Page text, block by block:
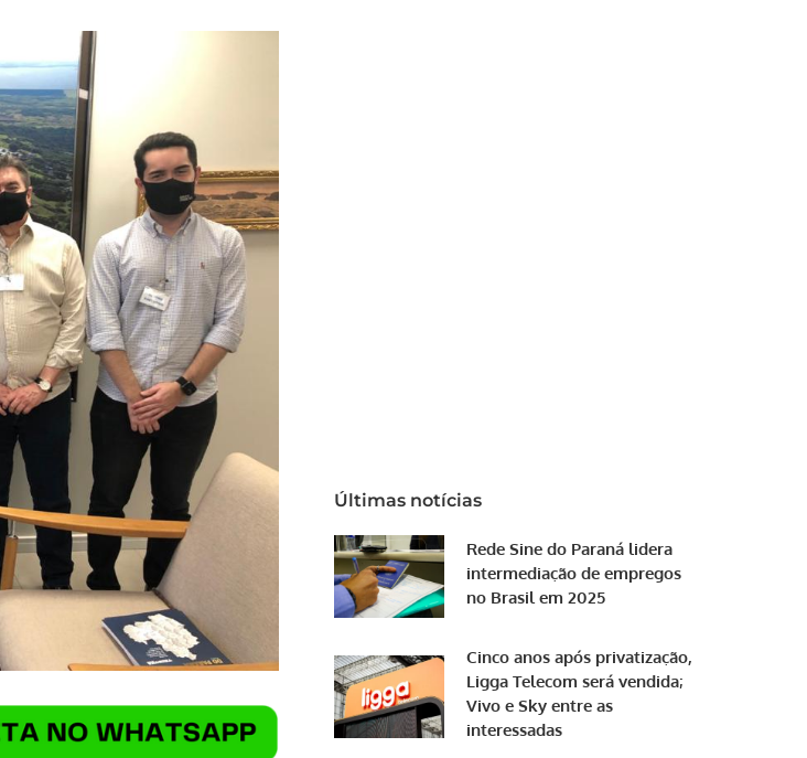
Últimas notícias
Rede Sine do Paraná lidera
intermediação de empregos
no Brasil em 2025
Cinco anos após privatização,
Ligga Telecom será vendida;
Vivo e Sky entre as
interessadas